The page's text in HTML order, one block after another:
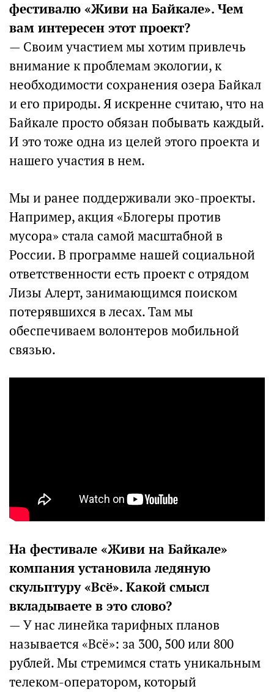
фестивалю «Живи на Байкале». Чем
вам интересен этот проект?
— Своим участием мы хотим привлечь
внимание к проблемам экологии, к
необходимости сохранения озера Байкал
и его природы. Я искренне считаю, что на
Байкале просто обязан побывать каждый.
И это тоже одна из целей этого проекта и
нашего участия в нем.
Мы и ранее поддерживали эко-проекты.
Например, акция «Блогеры против
мусора» стала самой масштабной в
России. В программе нашей социальной
ответственности есть проект с отрядом
Лизы Алерт, занимающимся поиском
потерявшихся в лесах. Там мы
обеспечиваем волонтеров мобильной
связью.
На фестивале «Живи на Байкале»
компания установила ледяную
скульптуру «Всё». Какой смысл
вкладываете в это слово?
— У нас линейка тарифных планов
называется «Всё»: за 300, 500 или 800
рублей. Мы стремимся стать уникальным
телеком-оператором, который